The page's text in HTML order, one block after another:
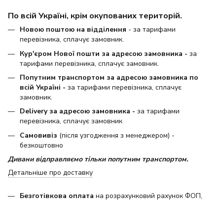
По всій Україні, крім окупованих територій.
Новою поштою на відділення - за тарифами
перевізника, сплачує замовник.
Кур'єром Нової пошти за адресою замовника - за
тарифами перевізника, сплачує замовник.
Попутним транспортом за адресою замовника по
всій Україні - за тарифами перевізника, сплачує
замовник.
Delivery за адресою замовника - за тарифами
перевізника, сплачує замовник
Самовивіз (після узгодження з менеджером) -
безкоштовно
Дивани відправляємо тільки попутним транспортом.
Детальніше про доставку
Безготівкова оплата на розрахунковий рахунок ФОП,